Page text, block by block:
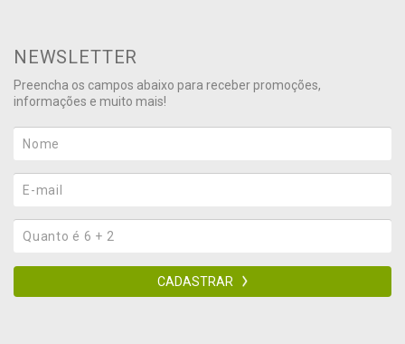
NEWSLETTER
Preencha os campos abaixo para receber promoções,
informações e muito mais!
CADASTRAR